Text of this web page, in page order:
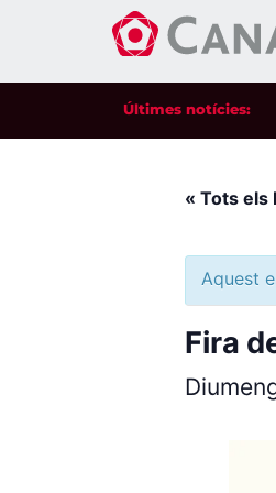
Últimes notícies:
« Tots els
Aquest
Fira